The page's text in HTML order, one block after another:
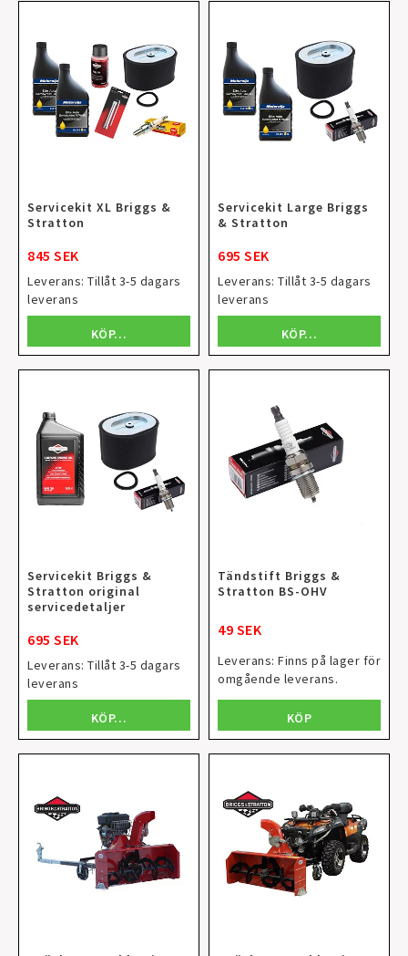
Servicekit XL Briggs &
Stratton
845 SEK
Leverans: Tillåt 3-5 dagars
leverans
KÖP…
Servicekit Large Briggs
& Stratton
695 SEK
Leverans: Tillåt 3-5 dagars
leverans
KÖP…
Servicekit Briggs &
Stratton original
servicedetaljer
695 SEK
Leverans: Tillåt 3-5 dagars
leverans
KÖP…
Tändstift Briggs &
Stratton BS-OHV
49 SEK
Leverans: Finns på lager för
omgående leverans.
KÖP